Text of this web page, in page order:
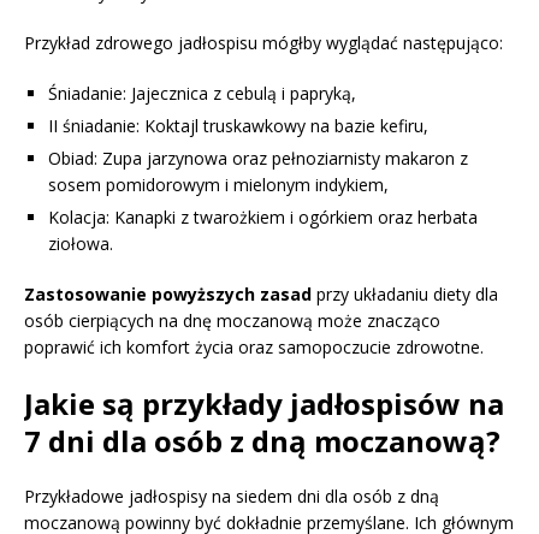
Przykład zdrowego jadłospisu mógłby wyglądać następująco:
Śniadanie: Jajecznica z cebulą i papryką,
II śniadanie: Koktajl truskawkowy na bazie kefiru,
Obiad: Zupa jarzynowa oraz pełnoziarnisty makaron z
sosem pomidorowym i mielonym indykiem,
Kolacja: Kanapki z twarożkiem i ogórkiem oraz herbata
ziołowa.
Zastosowanie powyższych zasad przy układaniu diety dla
osób cierpiących na dnę moczanową może znacząco
poprawić ich komfort życia oraz samopoczucie zdrowotne.
Jakie są przykłady jadłospisów na
7 dni dla osób z dną moczanową?
Przykładowe jadłospisy na siedem dni dla osób z dną
moczanową powinny być dokładnie przemyślane. Ich głównym